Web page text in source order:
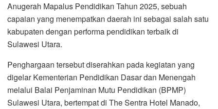
Anugerah Mapalus Pendidikan Tahun 2025, sebuah
capaian yang menempatkan daerah ini sebagai salah satu
kabupaten dengan performa pendidikan terbaik di
Sulawesi Utara.
Penghargaan tersebut diserahkan pada kegiatan yang
digelar Kementerian Pendidikan Dasar dan Menengah
melalui Balai Penjaminan Mutu Pendidikan (BPMP)
Sulawesi Utara, bertempat di The Sentra Hotel Manado,